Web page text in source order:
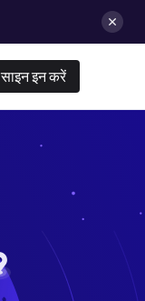
साइन इन करें